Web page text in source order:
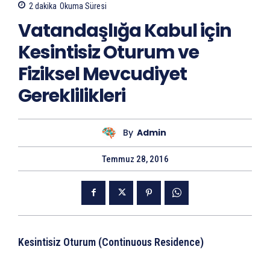
2 dakika Okuma Süresi
Vatandaşlığa Kabul için
Kesintisiz Oturum ve
Fiziksel Mevcudiyet
Gereklilikleri
By Admin
Temmuz 28, 2016
Kesintisiz Oturum (Continuous Residence)